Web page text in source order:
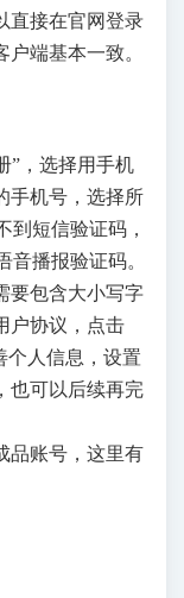
直接在官网登录
端基本一致。
”，选择用手机
手机号，选择所
到短信验证码，
音播报验证码。
要包含大小写字
户协议，点击
个人信息，设置
也可以后续再完
品账号，这里有